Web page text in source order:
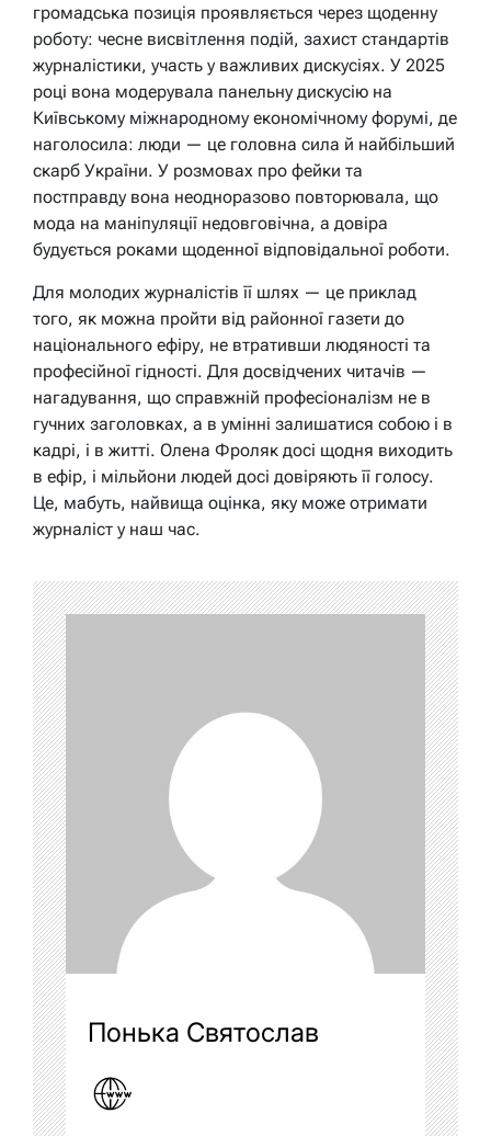
громадська позиція проявляється через щоденну
роботу: чесне висвітлення подій, захист стандартів
журналістики, участь у важливих дискусіях. У 2025
році вона модерувала панельну дискусію на
Київському міжнародному економічному форумі, де
наголосила: люди — це головна сила й найбільший
скарб України. У розмовах про фейки та
постправду вона неодноразово повторювала, що
мода на маніпуляції недовговічна, а довіра
будується роками щоденної відповідальної роботи.
Для молодих журналістів її шлях — це приклад
того, як можна пройти від районної газети до
національного ефіру, не втративши людяності та
професійної гідності. Для досвідчених читачів —
нагадування, що справжній професіоналізм не в
гучних заголовках, а в умінні залишатися собою і в
кадрі, і в житті. Олена Фроляк досі щодня виходить
в ефір, і мільйони людей досі довіряють її голосу.
Це, мабуть, найвища оцінка, яку може отримати
журналіст у наш час.
Понька Святослав